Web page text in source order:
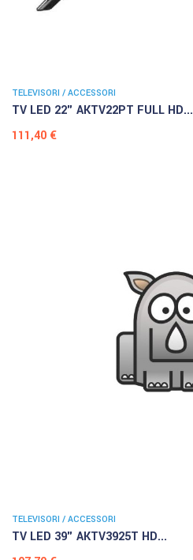
TELEVISORI / ACCESSORI
TV LED 22" AKTV22PT FULL HD...
Prezzo
111,40 €
TELEVISORI / ACCESSORI
TV LED 39" AKTV3925T HD...